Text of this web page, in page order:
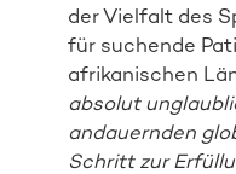
der Vielfalt des
für suchende
afrikanischen
absolut
andauernden
Schritt zur